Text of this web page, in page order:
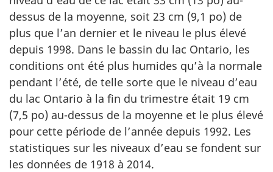
dessus de la moyenne, soit 23 cm (9,1 po) de
plus que l’an dernier et le niveau le plus élevé
depuis 1998. Dans le bassin du lac Ontario, les
conditions ont été plus humides qu’à la normale
pendant l’été, de telle sorte que le niveau d’eau
du lac Ontario à la fin du trimestre était 19 cm
(7,5 po) au-dessus de la moyenne et le plus élevé
pour cette période de l’année depuis 1992. Les
statistiques sur les niveaux d’eau se fondent sur
les données de 1918 à 2014.